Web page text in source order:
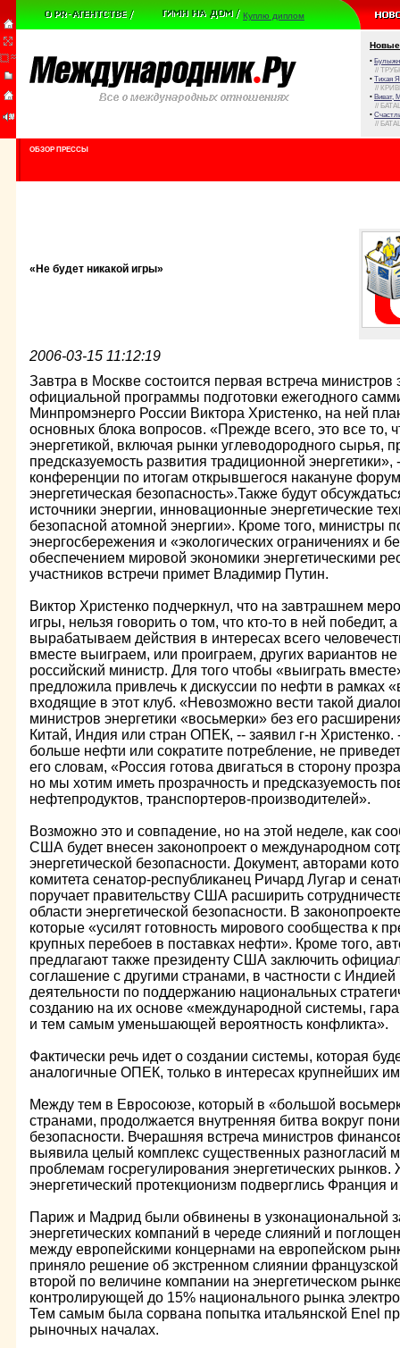
Куплю диплом
Новые
•
//
• Тихая
//
• Виват,
//
•
//
ОБЗОР ПРЕССЫ
«Не будет никакой игры»
2006-03-15 11:12:19
Завтра в Москве состоится первая встреча министров
официальной программы подготовки ежегодного
Минпромэнерго России Виктора Христенко, на ней
основных блока вопросов. «Прежде всего, это все то,
энергетикой, включая рынки углеводородного сырья,
предсказуемость развития традиционной энергетики»,
конференции по итогам открывшегося накануне
энергетическая безопасность».Также будут
источники энергии, инновационные энергетические
безопасной атомной энергии». Кроме того, министры
энергосбережения и «экологических ограничениях и
обеспечением мировой экономики энергетическими
участников встречи примет Владимир Путин.
Виктор Христенко подчеркнул, что на завтрашнем
игры, нельзя говорить о том, что кто-то в ней победит,
вырабатываем действия в интересах всего
вместе выиграем, или проиграем, других вариантов
российский министр. Для того чтобы «выиграть
предложила привлечь к дискуссии по нефти в рамках
входящие в этот клуб. «Невозможно вести такой
министров энергетики «восьмерки» без его
Китай, Индия или стран ОПЕК, -- заявил г-н Христенко.
больше нефти или сократите потребление, не
его словам, «Россия готова двигаться в сторону
но мы хотим иметь прозрачность и предсказуемость
нефтепродуктов, транспортеров-производителей».
Возможно это и совпадение, но на этой неделе, как
США будет внесен законопроект о международном
энергетической безопасности. Документ, авторами
комитета сенатор-республиканец Ричард Лугар и
поручает правительству США расширить
области энергетической безопасности. В
которые «усилят готовность мирового сообщества к
крупных перебоев в поставках нефти». Кроме того,
предлагают также президенту США заключить
соглашение с другими странами, в частности с
деятельности по поддержанию национальных
созданию на их основе «международной системы,
и тем самым уменьшающей вероятность конфликта».
Фактически речь идет о создании системы, которая
аналогичные ОПЕК, только в интересах крупнейших
Между тем в Евросоюзе, который в «большой
странами, продолжается внутренняя битва вокруг
безопасности. Вчерашняя встреча министров
выявила целый комплекс существенных разногласий
проблемам госрегулирования энергетических рынков.
энергетический протекционизм подверглись Франция
Париж и Мадрид были обвинены в узконациональной
энергетических компаний в череде слияний и
между европейскими концернами на европейском
приняло решение об экстренном слиянии
второй по величине компании на энергетическом
контролирующей до 15% национального рынка
Тем самым была сорвана попытка итальянской Enel
рыночных началах.